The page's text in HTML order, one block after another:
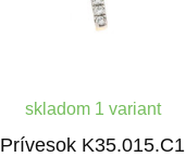
skladom 1 variant
Prívesok K35.015.C1